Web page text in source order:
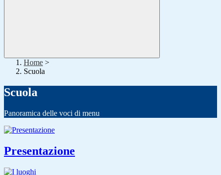
Home >
Scuola
Scuola
Panoramica delle voci di menu
Presentazione